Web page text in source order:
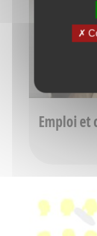
Emploi et